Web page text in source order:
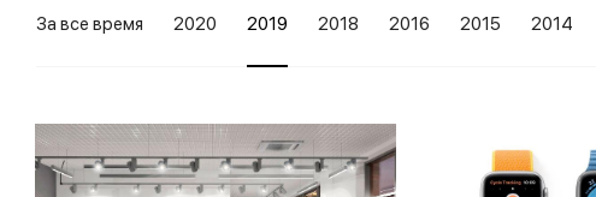
За все время 2020 2019 2018 2016 2015 2014